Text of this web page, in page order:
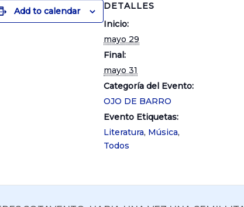
Add to calendar
DETALLES
Inicio:
mayo 29
Final:
mayo 31
Categoría del Evento:
OJO DE BARRO
Evento Etiquetas:
Literatura, Música,
Todos